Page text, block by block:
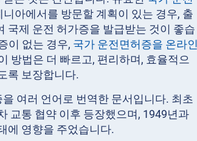
아에서를 방문할 계획이 있는 경우, 출
국제 운전 허가증을 발급받는 것이 좋습
이 없는 경우, 국가 운전면허증을 온라인
방법은 더 빠르고, 편리하며, 효율적으
록 보장합니다.
여러 언어로 번역한 문서입니다. 최초
교통 협약 이후 등장했으며, 1949년과
에 영향을 주었습니다.